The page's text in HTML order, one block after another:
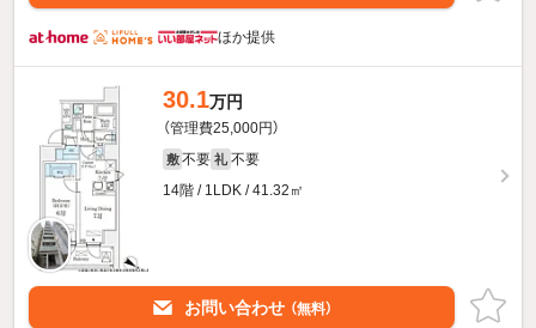
ほか提供
30.1万円
（管理費25,000円）
敷 不要 礼 不要
14階 / 1LDK / 41.32㎡
お問い合わせ （無料）